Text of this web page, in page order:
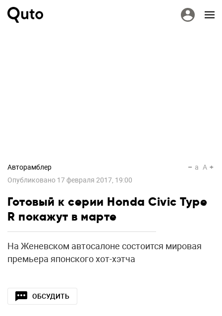
Авторамблер
Опубликовано 17 февраля 2017, 19:00
a A
Готовый к серии Honda Civic Type
R покажут в марте
На Женевском автосалоне состоится мировая
премьера японского хот-хэтча
ОБСУДИТЬ